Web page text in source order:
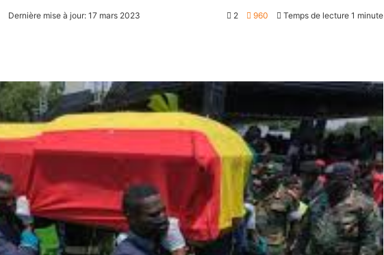
Dernière mise à jour: 17 mars 2023 2 960 Temps de lecture 1 minute